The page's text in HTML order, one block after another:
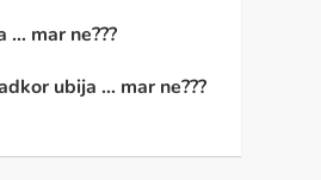
… mar ne???
ubija … mar ne???